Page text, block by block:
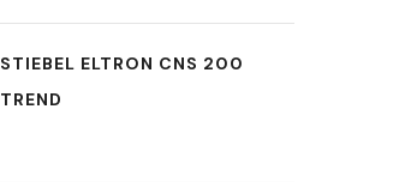
STIEBEL ELTRON CNS 200
TREND